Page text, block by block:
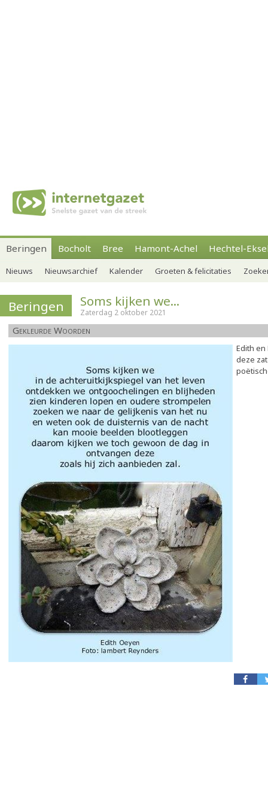
Beringen Bocholt Bree Hamont-Achel Hechtel-
Nieuws Nieuwsarchief Kalender Groeten & felicitaties
Beringen Soms kijken we...
Zaterdag 2 oktober 2021
Gekleurde Woorden
Edith
deze